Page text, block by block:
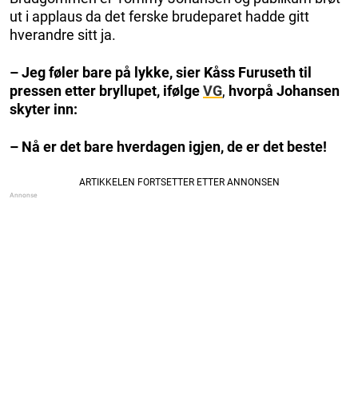
ut i applaus da det ferske brudeparet hadde gitt
hverandre sitt ja.
– Jeg føler bare på lykke, sier Kåss Furuseth til
pressen etter bryllupet, ifølgeVG, hvorpå Johansen
skyter inn:
– Nå er det bare hverdagen igjen, de er det beste!